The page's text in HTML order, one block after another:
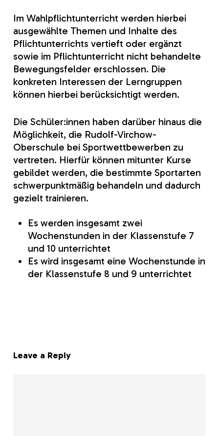
Im Wahlpflichtunterricht werden hierbei
ausgewählte Themen und Inhalte des
Pflichtunterrichts vertieft oder ergänzt
sowie im Pflichtunterricht nicht behandelte
Bewegungsfelder erschlossen. Die
konkreten Interessen der Lerngruppen
können hierbei berücksichtigt werden.
Die Schüler:innen haben darüber hinaus die
Möglichkeit, die Rudolf-Virchow-
Oberschule bei Sportwettbewerben zu
vertreten. Hierfür können mitunter Kurse
gebildet werden, die bestimmte Sportarten
schwerpunktmäßig behandeln und dadurch
gezielt trainieren.
Es werden insgesamt zwei
Wochenstunden in der Klassenstufe 7
und 10 unterrichtet
Es wird insgesamt eine Wochenstunde in
der Klassenstufe 8 und 9 unterrichtet
Leave a Reply